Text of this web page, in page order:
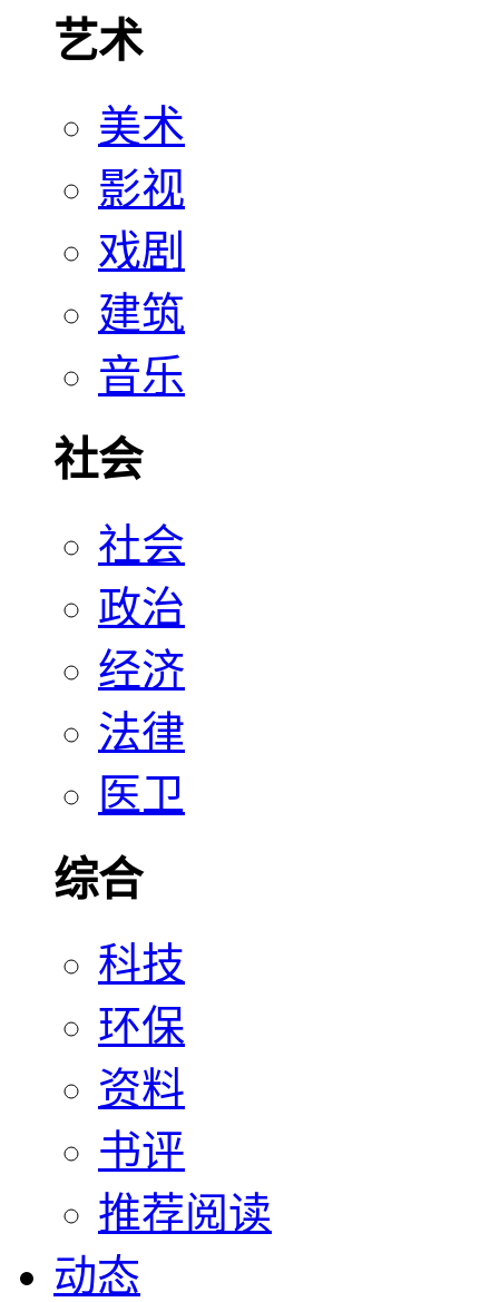
艺术
美术
影视
戏剧
建筑
音乐
社会
社会
政治
经济
法律
医卫
综合
科技
环保
资料
书评
推荐阅读
动态